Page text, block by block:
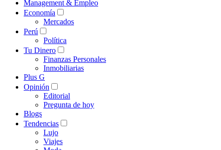
Management & Empleo
Economía
Mercados
Perú
Política
Tu Dinero
Finanzas Personales
Inmobiliarias
Plus G
Opinión
Editorial
Pregunta de hoy
Blogs
Tendencias
Lujo
Viajes